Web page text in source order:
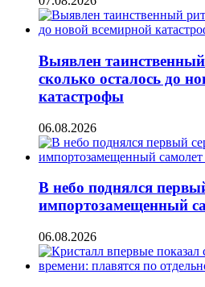
Выявлен
сколько осталось до
катастрофы
06.08.2026
В небо поднялся
импортозамещенный
06.08.2026